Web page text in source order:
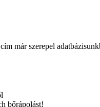
már szerepel
bőrápolást!